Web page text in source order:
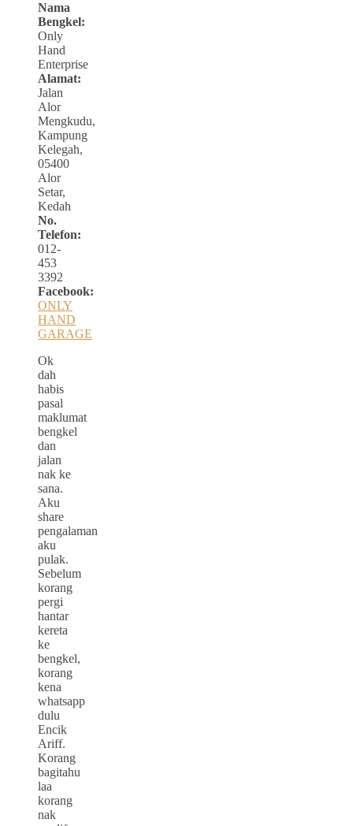
Nama
Bengkel:
Only
Hand
Enterprise
Alamat:
Jalan
Alor
Mengkudu,
Kampung
Kelegah,
05400
Alor
Setar,
Kedah
No.
Telefon:
012-
453
3392
Facebook:
ONLY
HAND
GARAGE
Ok
dah
habis
pasal
maklumat
bengkel
dan
jalan
nak ke
sana.
Aku
share
pengalaman
aku
pulak.
Sebelum
korang
pergi
hantar
kereta
ke
bengkel,
korang
kena
whatsapp
dulu
Encik
Ariff.
Korang
bagitahu
laa
korang
nak